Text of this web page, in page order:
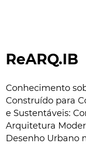
ReARQ.IB
Conhecimento
Construído para
e Sustentáveis:
Arquitetura
Desenho Urbano